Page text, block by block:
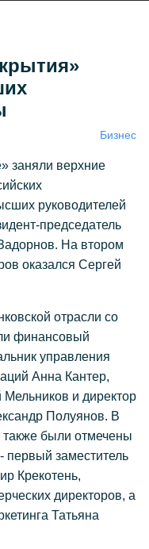
Бизнес
заняли верхние
руководителей
председатель
На втором
оказался Сергей
отрасли со
финансовый
управления
Анна Кантер,
Мельников и директор
Полуянов. В
также были отмечены
заместитель
Крекотень,
директоров, а
Татьяна